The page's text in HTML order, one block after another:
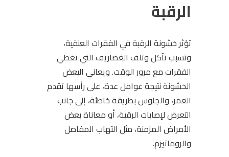
الرقبة
تؤثر خشونة الرقبة في الفقرات العنقية،
وتسبب تآكل وتلف الغضاريف التي تغطي
الفقرات مع مرور الوقت. ويعاني البعض
الخشونة نتيجة عوامل عدة، على رأسها تقدم
العمر، والجلوس بطريقة خاطئة، إلى جانب
التعرض لإصابات الرقبة، أو معاناة بعض
الأمراض المزمنة، مثل التهاب المفاصل
والروماتيزم.